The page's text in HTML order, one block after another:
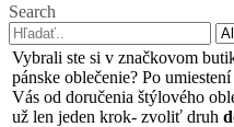
Search
Vybrali ste si v značkovom
pánske oblečenie? Po
Vás od doručenia štýlového
už len jeden krok- zvoliť druh